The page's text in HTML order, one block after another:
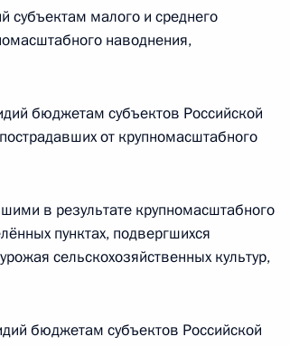
работу
работать
(Якутия)
субъектам малого и среднего
наводнения,
бюджетам субъектов Российской
от крупномасштабного
в результате крупномасштабного
пунктах, подвергшихся
сельскохозяйственных культур,
бюджетам субъектов Российской